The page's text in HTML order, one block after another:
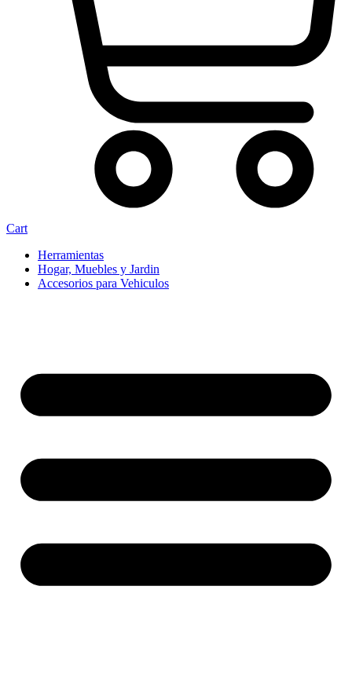
Cart
Herramientas
Hogar, Muebles y Jardin
Accesorios para Vehiculos